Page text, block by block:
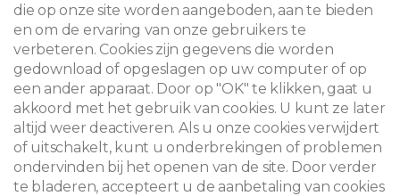
© 2026
Juridische kennisgeving
Newsletter
Zoeken
die op onze site worden aangeboden, aan te bieden
en om de ervaring van onze gebruikers te
verbeteren. Cookies zijn gegevens die worden
gedownload of opgeslagen op uw computer of op
een ander apparaat. Door op "OK" te klikken, gaat u
akkoord met het gebruik van cookies. U kunt ze later
altijd weer deactiveren. Als u onze cookies verwijdert
of uitschakelt, kunt u onderbrekingen of problemen
ondervinden bij het openen van de site. Door verder
te bladeren, accepteert u de aanbetaling van cookies